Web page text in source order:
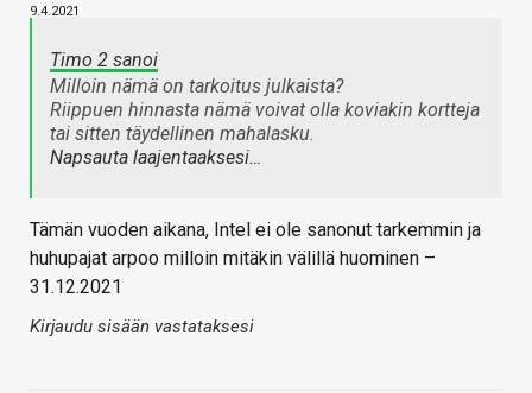
9.4.2021
Timo 2 sanoi
Milloin nämä on tarkoitus julkaista?
Riippuen hinnasta nämä voivat olla koviakin kortteja
tai sitten täydellinen mahalasku.
Napsauta laajentaaksesi…
Tämän vuoden aikana, Intel ei ole sanonut tarkemmin ja
huhupajat arpoo milloin mitäkin välillä huominen –
31.12.2021
Kirjaudu sisään vastataksesi